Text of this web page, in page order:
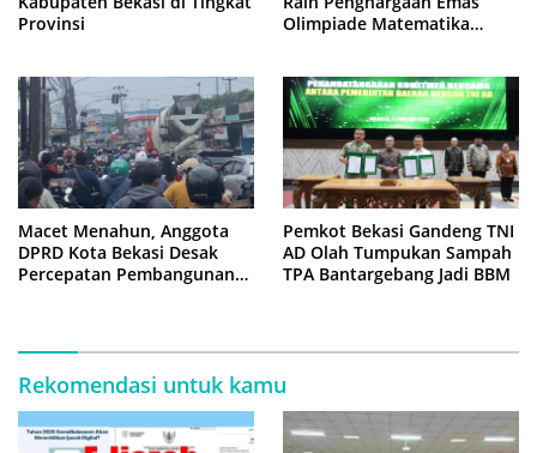
Provinsi
Olimpiade Matematika
Macet Menahun, Anggota
DPRD Kota Bekasi Desak
Percepatan Pembangunan
Pemkot Bekasi Gandeng TNI
AD Olah Tumpukan Sampah
TPA Bantargebang Jadi BBM
Rekomendasi untuk kamu